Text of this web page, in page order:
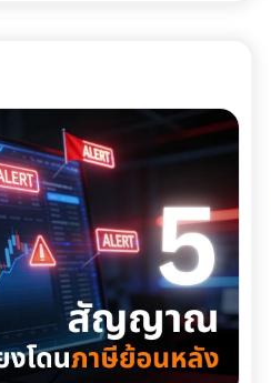
หกรรมชั้นนำของประเทศไทยได้
มโยงธุรกิจ B2B ให้เจอกับพาร์ท
งคุณเดินหน้าต่อได้อย่างมั่นคง
มที่จะมาดูแลสินค้าหลักล้านของ
นโลยีที่ออกแบบมาเพื่อการ
ระบบกันสะเทือนแบบถุงลม (Air-
จสำคัญ! ต้องใช้รถบรรทุกที่ติดตั้ง
ซับแรงสั่นสะเทือนและแรง
ยที่สุด คุ้มครองเซนเซอร์ภายใน
บริการ White Glove Service:
ดรอปของไว้หน้าประตูโรง
มเชี่ยวชาญในการแกะกล่อง
ไปติดตั้งยังห้องปฏิบัติการที่ซับ
ณฑ์กลับไปทิ้งอย่างถูกวิธี
พาร์ทเนอร์ด้าน
"รายวัน" ซึ่งไม่ตอบโจทย์ชาว
าว (1-6 เดือน) หากคุณเป็น
องการเพิ่ม Occupancy Rate
นี่คือจังหวะทองในการปรับ
ของกลุ่ม Digital Nomad นั้นต่าง
ชิง พวกเขาไม่ได้มองหาสระว่าย
เฟต์เป็นอันดับแรก แต่พวกเขา
ด้" 3 กลยุทธ์เปลี่ยน
ทำกำไรสูงสุด หากต้องการดึงดูด
มื่นถึงหลักแสนเพื่อเข้าพักระยะ
นอใหม่ ดังนี้: 1. สร้าง Landing